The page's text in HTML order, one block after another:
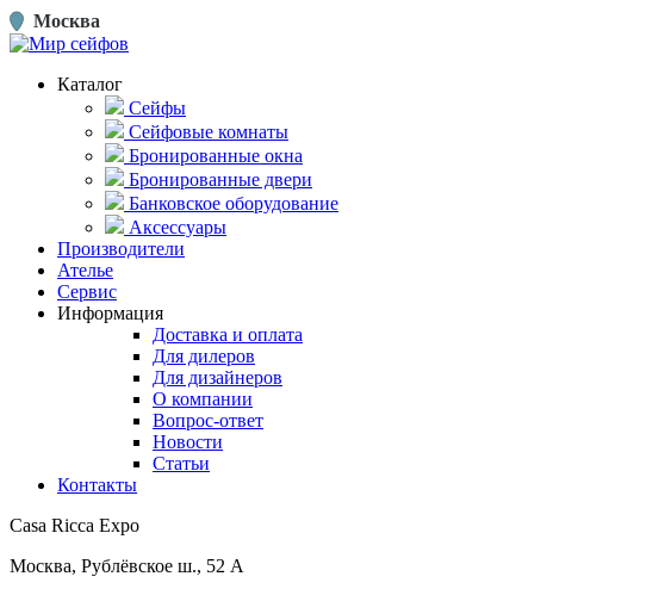
Москва
Каталог
Сейфы
Сейфовые комнаты
Бронированные окна
Бронированные двери
Банковское оборудование
Аксессуары
Производители
Ателье
Сервис
Информация
Доставка и оплата
Для дилеров
Для дизайнеров
О компании
Вопрос-ответ
Новости
Статьи
Контакты
Casa Ricca Expo
Москва, Рублёвское ш., 52 А